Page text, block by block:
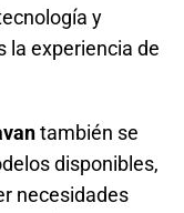
y
la experiencia de
también se
disponibles,
necesidades